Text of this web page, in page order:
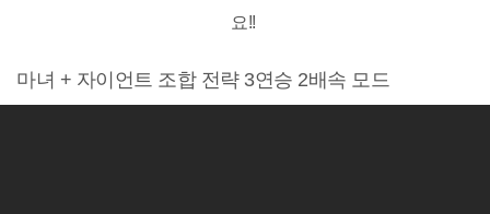
요!!
마녀 + 자이언트 조합 전략 3연승 2배속 모드